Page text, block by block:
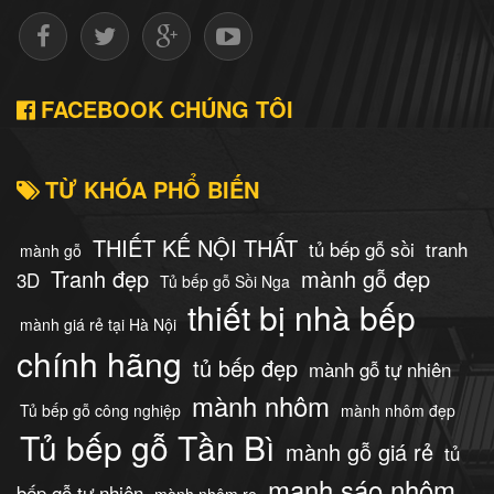
FACEBOOK CHÚNG TÔI
TỪ KHÓA PHỔ BIẾN
mành gỗ THIẾT KẾ NỘI THẤT tủ bếp gỗ sồi tranh
3D Tranh đẹp Tủ bếp gỗ Sồi Nga mành gỗ đẹp
mành giá rẻ tại Hà Nội thiết bị nhà bếp
chính hãng tủ bếp đẹp mành gỗ tự nhiên
Tủ bếp gỗ công nghiệp mành nhôm mành nhôm đẹp
Tủ bếp gỗ Tần Bì mành gỗ giá rẻ tủ